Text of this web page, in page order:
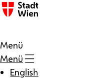
Zum Inhalt
Menü
Menü
English